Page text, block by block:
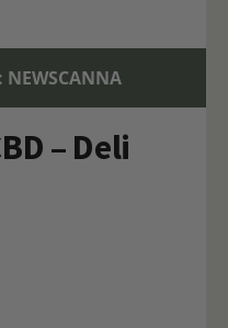
– Deli